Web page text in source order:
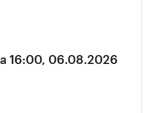
16:00, 06.08.2026